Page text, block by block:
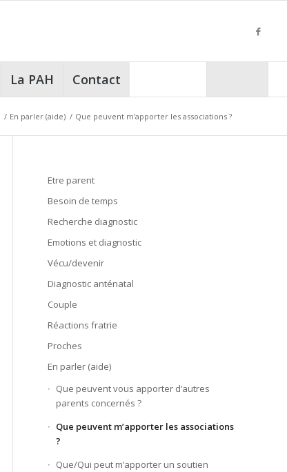
La PAH Contact
/ En parler (aide) / Que peuvent m’apporter les associations ?
Etre parent
Besoin de temps
Recherche diagnostic
Emotions et diagnostic
Vécu/devenir
Diagnostic anténatal
Couple
Réactions fratrie
Proches
En parler (aide)
Que peuvent vous apporter d’autres
parents concernés ?
Que peuvent m’apporter les associations
?
Que/Qui peut m’apporter un soutien